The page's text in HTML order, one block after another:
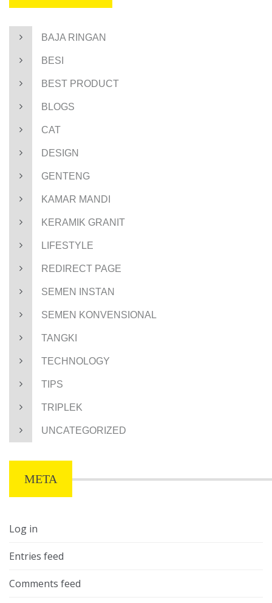
BAJA RINGAN
BESI
BEST PRODUCT
BLOGS
CAT
DESIGN
GENTENG
KAMAR MANDI
KERAMIK GRANIT
LIFESTYLE
REDIRECT PAGE
SEMEN INSTAN
SEMEN KONVENSIONAL
TANGKI
TECHNOLOGY
TIPS
TRIPLEK
UNCATEGORIZED
META
Log in
Entries feed
Comments feed